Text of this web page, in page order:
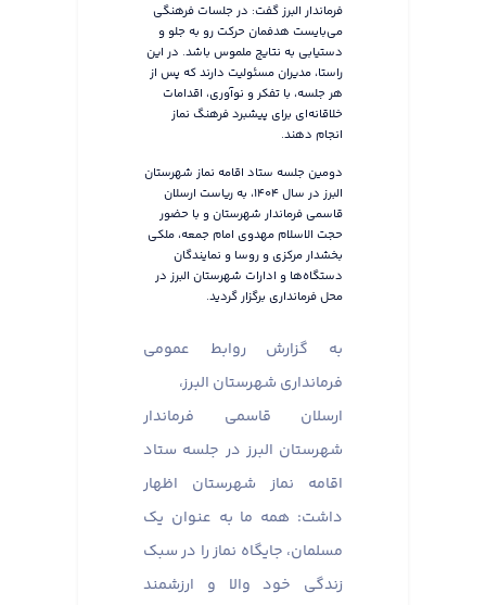
فرماندار البرز گفت: در جلسات فرهنگی
می‌بایست هدفمان حرکت رو به جلو و
دستیابی به نتایج ملموس باشد. در این
راستا، مدیران مسئولیت دارند که پس از
هر جلسه، با تفکر و نوآوری، اقدامات
خلاقانه‌ای برای پیشبرد فرهنگ نماز
انجام دهند.
دومین جلسه ستاد اقامه نماز شهرستان
البرز در سال ۱۴۰۴، به ریاست ارسلان
قاسمی فرماندار شهرستان و با حضور
حجت الاسلام مهدوی امام جمعه، ملکی
بخشدار مرکزی و روسا و نمایندگان
دستگاه‌ها و ادارات شهرستان البرز در
محل فرمانداری برگزار گردید.
به گزارش روابط عمومی
فرمانداری شهرستان البرز،
ارسلان قاسمی فرماندار
شهرستان البرز در جلسه ستاد
اقامه نماز شهرستان اظهار
داشت: همه ما به عنوان یک
مسلمان، جایگاه نماز را در سبک
زندگی خود والا و ارزشمند